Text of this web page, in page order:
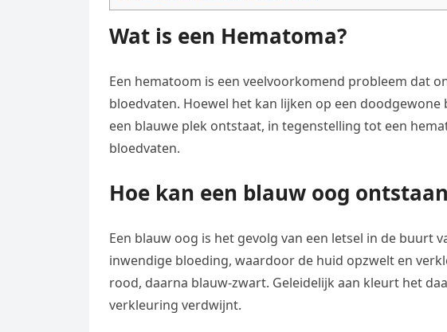
Wat is een Hematoma?
Een hematoom is een veelvoorkomend probleem dat
bloedvaten. Hoewel het kan lijken op een
een blauwe plek ontstaat, in tegenstelling tot een
bloedvaten.
Hoe kan een blauw oog
Een blauw oog is het gevolg van een letsel in de buurt
inwendige bloeding, waardoor de huid opzwelt en
rood, daarna blauw-zwart. Geleidelijk aan kleurt het
verkleuring verdwijnt.